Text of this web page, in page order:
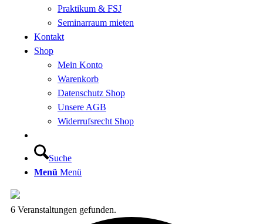
Praktikum & FSJ
Seminarraum mieten
Kontakt
Shop
Mein Konto
Warenkorb
Datenschutz Shop
Unsere AGB
Widerrufsrecht Shop
Suche
Menü Menü
6 Veranstaltungen gefunden.